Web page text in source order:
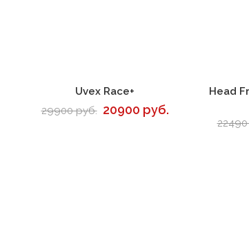
В корзину
Uvex Race+
29900 руб. 20900 руб.
Head